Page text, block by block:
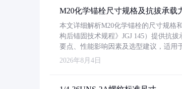
M20化学锚栓尺寸规格及抗拔承载
本文详细解析M20化学锚栓的尺寸规格
构后锚固技术规程》JGJ 145）提供抗
要点、性能影响因素及选型建议，适用
2026年8月4日